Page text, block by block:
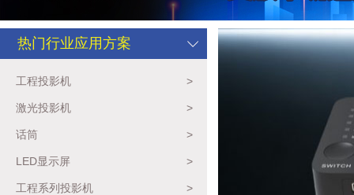
热门行业应用方案
工程投影机 >
激光投影机 >
话筒 >
LED显示屏 >
工程系列投影机 >